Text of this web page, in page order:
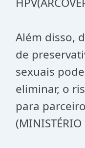
Além disso,
de
sexuais
eliminar, o
para